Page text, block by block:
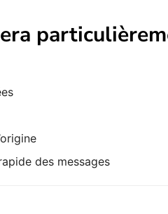
des messages